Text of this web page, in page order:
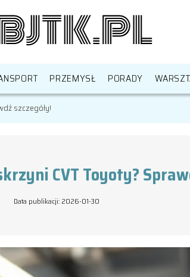
PRZEMYSŁ PORADY
szczegóły!
CVT Toyoty?
Data publikacji: 2026-01-30